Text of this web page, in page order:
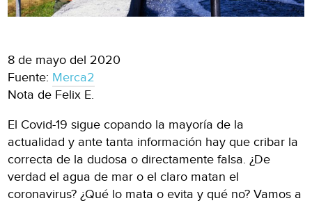
8 de mayo del 2020
Fuente: Merca2
Nota de Felix E.
El Covid-19 sigue copando la mayoría de la
actualidad y ante tanta información hay que cribar la
correcta de la dudosa o directamente falsa. ¿De
verdad el agua de mar o el claro matan el
coronavirus? ¿Qué lo mata o evita y qué no? Vamos a